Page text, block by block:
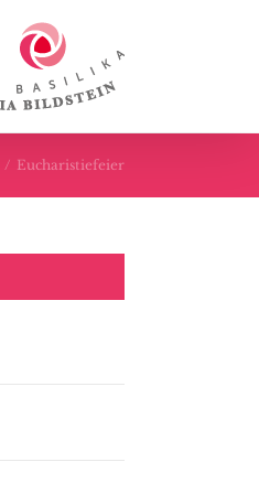
/ Eucharistiefeier